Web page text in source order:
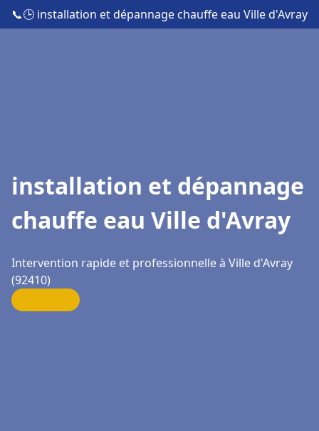
📞🕒 installation et dépannage chauffe eau Ville d'Avray
installation et dépannage
chauffe eau Ville d'Avray
Intervention rapide et professionnelle à Ville d'Avray
(92410)